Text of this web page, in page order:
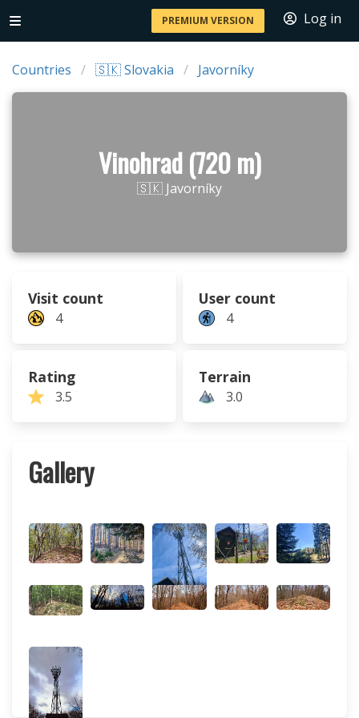
PREMIUM VERSION Log in
Countries 🇸🇰 Slovakia Javorníky
Vinohrad (720 m)
🇸🇰 Javorníky
Visit count
4
User count
4
Rating
3.5
Terrain
3.0
Gallery